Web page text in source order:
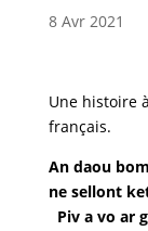
8 Avr 2021
Une histoire
français.
An daou
ne sellont
Piv a vo ar